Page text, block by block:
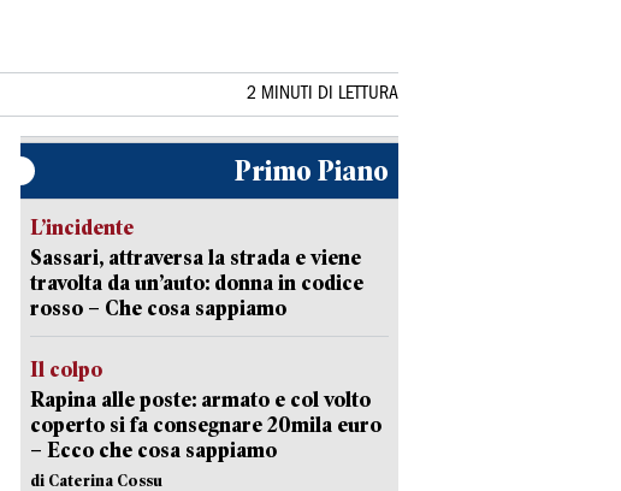
2 MINUTI DI LETTURA
Primo Piano
L’incidente
Sassari, attraversa la strada e viene
travolta da un’auto: donna in codice
rosso – Che cosa sappiamo
Il colpo
Rapina alle poste: armato e col volto
coperto si fa consegnare 20mila euro
– Ecco che cosa sappiamo
di Caterina Cossu